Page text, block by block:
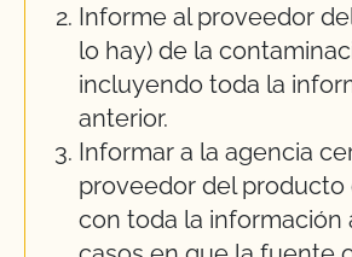
Informe al proveedor
lo hay) de la
incluyendo toda la
anterior.
Informar a la agencia
proveedor del producto
con toda la información